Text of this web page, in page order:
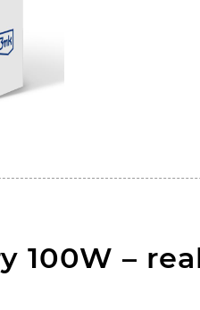
100W –